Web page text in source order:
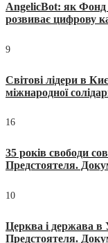
AngelicBot: як Фонд
розвиває цифрову
9
Світові лідери в
міжнародної
16
35 років свободи
Предстоятеля.
10
Церква і держава в
Предстоятеля.